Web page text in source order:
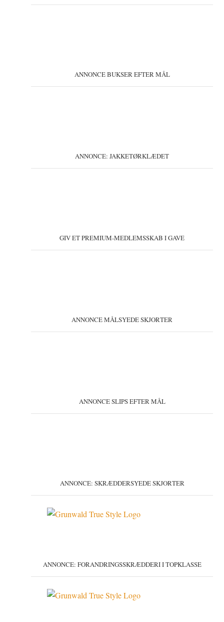
ANNONCE BUKSER EFTER MÅL
ANNONCE: JAKKETØRKLÆDET
GIV ET PREMIUM-MEDLEMSSKAB I GAVE
ANNONCE MÅLSYEDE SKJORTER
ANNONCE SLIPS EFTER MÅL
ANNONCE: SKRÆDDERSYEDE SKJORTER
ANNONCE: FORANDRINGSSKRÆDDERI I TOPKLASSE